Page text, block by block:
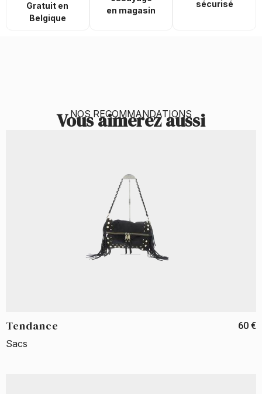
Gratuit en
Belgique
en magasin
sécurisé
NOS RECOMMANDATIONS
Vous aimerez aussi
Tendance 60 €
Sacs